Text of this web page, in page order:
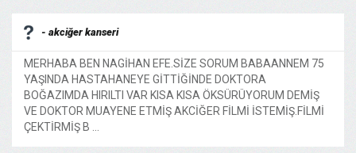
- akciğer kanseri
MERHABA BEN NAGİHAN EFE.SİZE SORUM BABAANNEM 75
YAŞINDA HASTAHANEYE GİTTİĞİNDE DOKTORA
BOĞAZIMDA HIRILTI VAR KISA KISA ÖKSÜRÜYORUM DEMİŞ
VE DOKTOR MUAYENE ETMİŞ AKCİĞER FİLMİ İSTEMİŞ.FİLMİ
ÇEKTİRMİŞ B ...